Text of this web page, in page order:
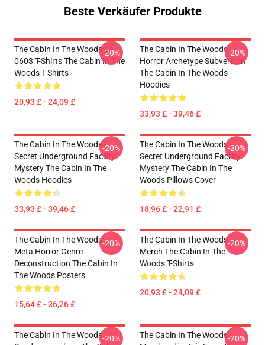
Beste Verkäufer Produkte
The Cabin In The Woods LA
0603 T-Shirts The Cabin In The
Woods T-Shirts
20,93 £ - 24,09 £
-20%
The Cabin In The Woods -
Horror Archetype Subversion
The Cabin In The Woods
Hoodies
33,93 £ - 39,46 £
-20%
The Cabin In The Woods -
Secret Underground Facility
Mystery The Cabin In The
Woods Hoodies
33,93 £ - 39,46 £
-20%
The Cabin In The Woods -
Secret Underground Facility
Mystery The Cabin In The
Woods Pillows Cover
18,96 £ - 22,91 £
-20%
The Cabin In The Woods -
Meta Horror Genre
Deconstruction The Cabin In
The Woods Posters
15,64 £ - 36,26 £
-20%
The Cabin In The Woods
Merch The Cabin In The
Woods T-Shirts
20,93 £ - 24,09 £
-20%
The Cabin In The Woods-20%
The Cabin In The Woods-20%